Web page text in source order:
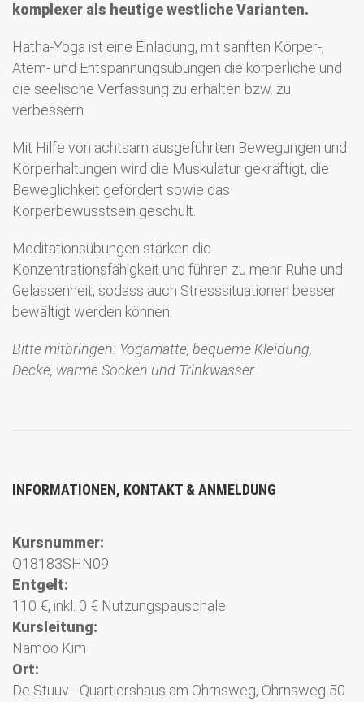
komplexer als heutige westliche Varianten.
Hatha-Yoga ist eine Einladung, mit sanften Körper-,
Atem- und Entspannungsübungen die körperliche und
die seelische Verfassung zu erhalten bzw. zu
verbessern.
Mit Hilfe von achtsam ausgeführten Bewegungen und
Körperhaltungen wird die Muskulatur gekräftigt, die
Beweglichkeit gefördert sowie das
Körperbewusstsein geschult.
Meditationsübungen stärken die
Konzentrationsfähigkeit und führen zu mehr Ruhe und
Gelassenheit, sodass auch Stresssituationen besser
bewältigt werden können.
Bitte mitbringen: Yogamatte, bequeme Kleidung,
Decke, warme Socken und Trinkwasser.
INFORMATIONEN, KONTAKT & ANMELDUNG
Kursnummer:
Q18183SHN09
Entgelt:
110 €, inkl. 0 € Nutzungspauschale
Kursleitung:
Namoo Kim
Ort:
De Stuuv - Quartiershaus am Ohrnsweg, Ohrnsweg 50